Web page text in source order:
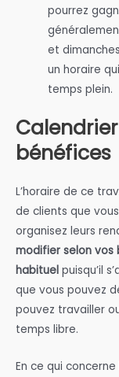
pourrez
et
un horaire
temps plein.
bénéfices
L’horaire de ce
de clients que
organisez leurs
modifier selon vos
habituel puisqu’il
que vous pouvez
pouvez travailler
temps libre.
En ce qui